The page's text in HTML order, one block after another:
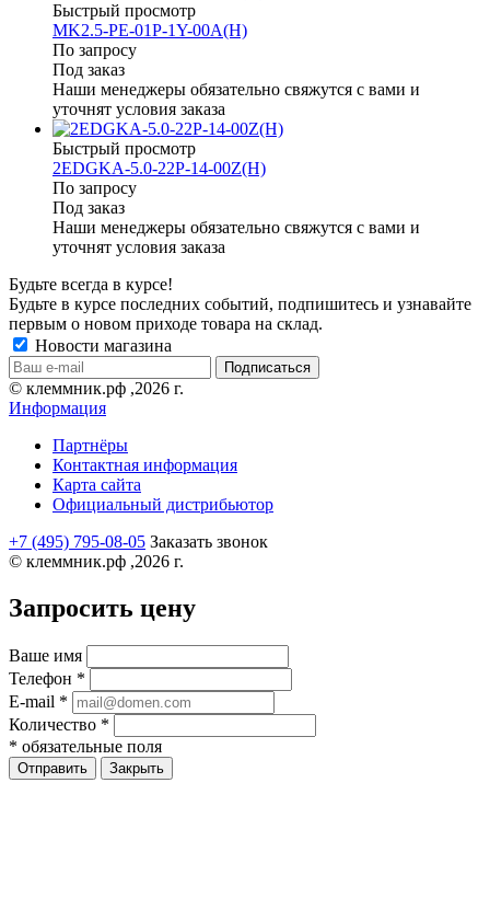
Быстрый просмотр
MK2.5-PE-01P-1Y-00A(H)
По запросу
Под заказ
Наши менеджеры обязательно свяжутся с вами и
уточнят условия заказа
Быстрый просмотр
2EDGKA-5.0-22P-14-00Z(H)
По запросу
Под заказ
Наши менеджеры обязательно свяжутся с вами и
уточнят условия заказа
Будьте всегда в курсе!
Будьте в курсе последних событий, подпишитесь и узнавайте
первым о новом приходе товара на склад.
Новости магазина
© клеммник.рф ,2026 г.
Информация
Партнёры
Контактная информация
Карта сайта
Официальный дистрибьютор
+7 (495) 795-08-05 Заказать звонок
© клеммник.рф ,2026 г.
Запросить цену
Ваше имя
Телефон *
E-mail *
Количество *
* обязательные поля
Закрыть